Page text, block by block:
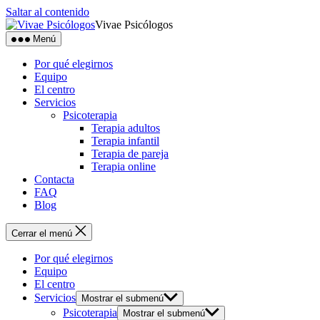
Saltar al contenido
Vivae Psicólogos
Menú
Por qué elegirnos
Equipo
El centro
Servicios
Psicoterapia
Terapia adultos
Terapia infantil
Terapia de pareja
Terapia online
Contacta
FAQ
Blog
Cerrar el menú
Por qué elegirnos
Equipo
El centro
Servicios
Mostrar el submenú
Psicoterapia Mostrar el submenú